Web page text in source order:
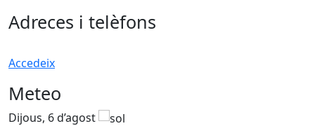
Adreces i telèfons
Accedeix
Meteo
Dijous, 6 d’agost